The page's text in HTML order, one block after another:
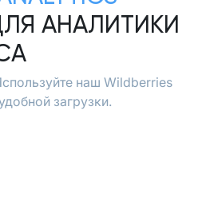
АНАЛИТИКИ
наш Wildberries
загрузки.